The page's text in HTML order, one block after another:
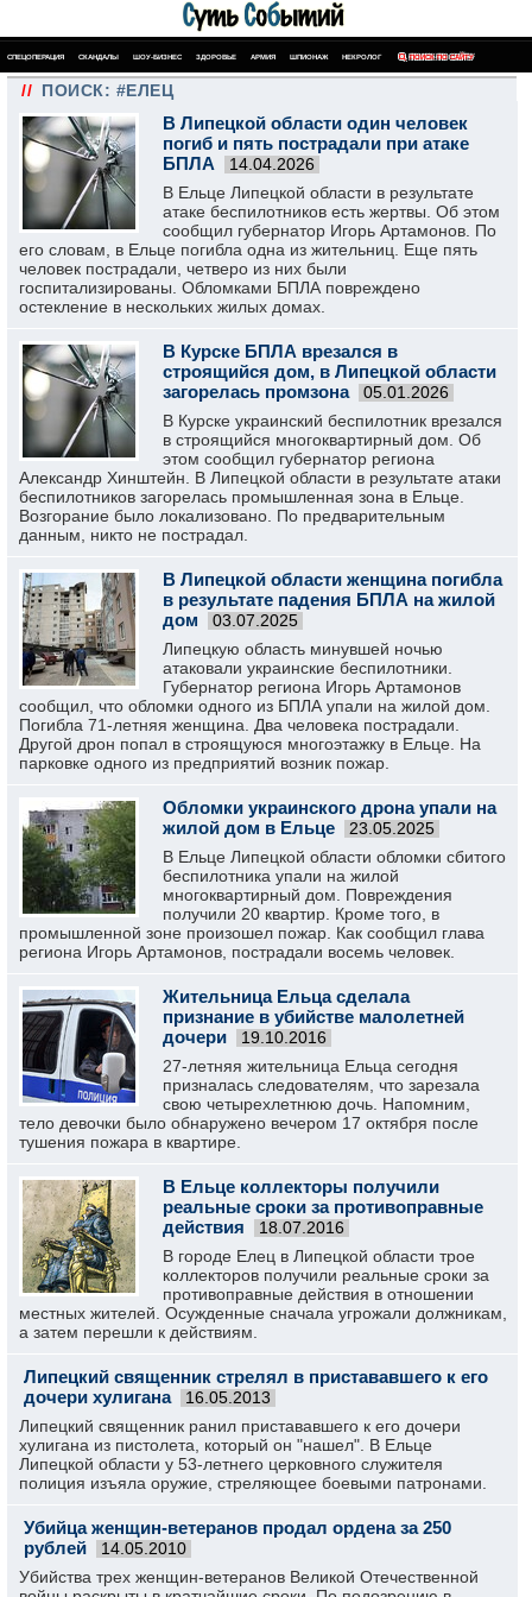
СПЕЦОПЕРАЦИЯ СКАНДАЛЫ ШОУ-БИЗНЕС ЗДОРОВЬЕ АРМИЯ ШПИОНАЖ НЕКРОЛОГ ПОИСК ПО САЙТУ
// ПОИСК: #ЕЛЕЦ
В Липецкой области один человек
погиб и пять пострадали при атаке
БПЛА
14.04.2026
В Ельце Липецкой области в результате
атаке беспилотников есть жертвы. Об этом
сообщил губернатор Игорь Артамонов. По
его словам, в Ельце погибла одна из жительниц. Еще пять
человек пострадали, четверо из них были
госпитализированы. Обломками БПЛА повреждено
остекление в нескольких жилых домах.
В Курске БПЛА врезался в
строящийся дом, в Липецкой области
загорелась промзона
05.01.2026
В Курске украинский беспилотник врезался
в строящийся многоквартирный дом. Об
этом сообщил губернатор региона
Александр Хинштейн. В Липецкой области в результате атаки
беспилотников загорелась промышленная зона в Ельце.
Возгорание было локализовано. По предварительным
данным, никто не пострадал.
В Липецкой области женщина погибла
в результате падения БПЛА на жилой
дом
03.07.2025
Липецкую область минувшей ночью
атаковали украинские беспилотники.
Губернатор региона Игорь Артамонов
сообщил, что обломки одного из БПЛА упали на жилой дом.
Погибла 71-летняя женщина. Два человека пострадали.
Другой дрон попал в строящуюся многоэтажку в Ельце. На
парковке одного из предприятий возник пожар.
Обломки украинского дрона упали на
жилой дом в Ельце
23.05.2025
В Ельце Липецкой области обломки сбитого
беспилотника упали на жилой
многоквартирный дом. Повреждения
получили 20 квартир. Кроме того, в
промышленной зоне произошел пожар. Как сообщил глава
региона Игорь Артамонов, пострадали восемь человек.
Жительница Ельца сделала
признание в убийстве малолетней
дочери
19.10.2016
27-летняя жительница Ельца сегодня
призналась следователям, что зарезала
свою четырехлетнюю дочь. Напомним,
тело девочки было обнаружено вечером 17 октября после
тушения пожара в квартире.
В Ельце коллекторы получили
реальные сроки за противоправные
действия
18.07.2016
В городе Елец в Липецкой области трое
коллекторов получили реальные сроки за
противоправные действия в отношении
местных жителей. Осужденные сначала угрожали должникам,
а затем перешли к действиям.
Липецкий священник стрелял в пристававшего к его
дочери хулигана
16.05.2013
Липецкий священник ранил пристававшего к его дочери
хулигана из пистолета, который он "нашел". В Ельце
Липецкой области у 53-летнего церковного служителя
полиция изъяла оружие, стреляющее боевыми патронами.
Убийца женщин-ветеранов продал ордена за 250
рублей
14.05.2010
Убийства трех женщин-ветеранов Великой Отечественной